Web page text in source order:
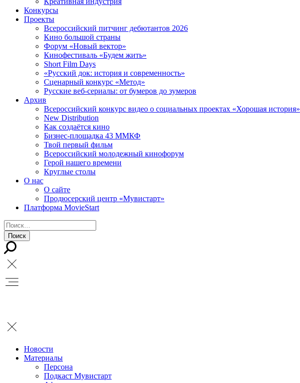
Конкурсы
Проекты
Всероссийский питчинг дебютантов 2026
Кино большой страны
Форум «Новый вектор»
Кинофестиваль «Будем жить»
Short Film Days
«Русский док: история и современность»
Сценарный конкурс «Метод»
Русские веб-сериалы: от бумеров до зумеров
Архив
Всероссийский конкурс видео о социальных проектах «Хорошая история»
New Distribution
Как создаётся кино
Бизнес-площадка 43 ММКФ
Твой первый фильм
Всероссийский молодежный кинофорум
Герой нашего времени
Круглые столы
О нас
О сайте
Продюсерский центр «Мувистарт»
Платформа MovieStart
Новости
Материалы
Персона
Подкаст Мувистарт